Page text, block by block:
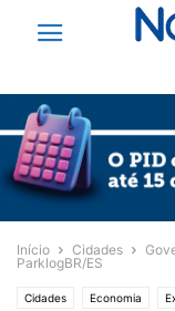
Início Cidades
ParklogBR/ES
Cidades Economia